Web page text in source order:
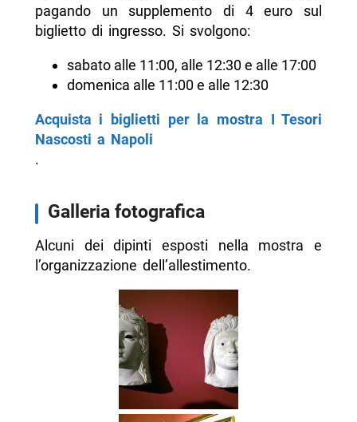
pagando un supplemento di 4 euro sul
biglietto di ingresso. Si svolgono:
sabato alle 11:00, alle 12:30 e alle 17:00
domenica alle 11:00 e alle 12:30
Acquista i biglietti per la mostra I Tesori
Nascosti a Napoli
.
Galleria fotografica
Alcuni dei dipinti esposti nella mostra e
l’organizzazione dell’allestimento.